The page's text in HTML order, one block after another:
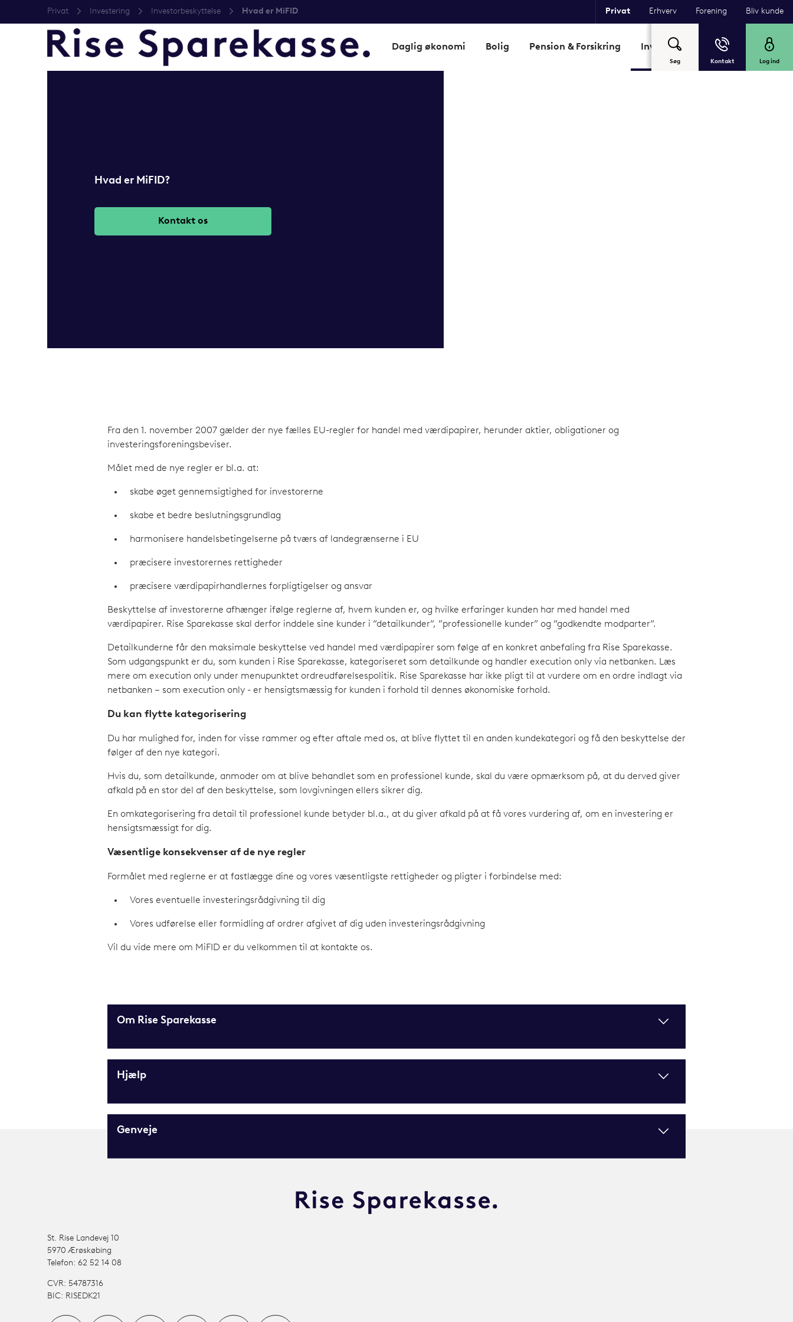
Privat Investering Investorbeskyttelse Hvad er MiFID Privat Erhverv Forening Bliv kunde
Daglig økonomi Bolig Pension & Forsikring Investering Garant Om
Søg Kontakt Log ind
Hvad er MiFID?
Kontakt os
Fra den 1. november 2007 gælder der nye fælles EU-regler for handel med værdipapirer, herunder aktier, obligationer og
investeringsforeningsbeviser.
Målet med de nye regler er bl.a. at:
skabe øget gennemsigtighed for investorerne
skabe et bedre beslutningsgrundlag
harmonisere handelsbetingelserne på tværs af landegrænserne i EU
præcisere investorernes rettigheder
præcisere værdipapirhandlernes forpligtigelser og ansvar
Beskyttelse af investorerne afhænger ifølge reglerne af, hvem kunden er, og hvilke erfaringer kunden har med handel med
værdipapirer. Rise Sparekasse skal derfor inddele sine kunder i ”detailkunder”, ”professionelle kunder” og ”godkendte modparter”.
Detailkunderne får den maksimale beskyttelse ved handel med værdipapirer som følge af en konkret anbefaling fra Rise Sparekasse.
Som udgangspunkt er du, som kunden i Rise Sparekasse, kategoriseret som detailkunde og handler execution only via netbanken. Læs
mere om execution only under menupunktet ordreudførelsespolitik. Rise Sparekasse har ikke pligt til at vurdere om en ordre indlagt via
netbanken – som execution only - er hensigtsmæssig for kunden i forhold til dennes økonomiske forhold.
Du kan flytte kategorisering
Du har mulighed for, inden for visse rammer og efter aftale med os, at blive flyttet til en anden kundekategori og få den beskyttelse der
følger af den nye kategori.
Hvis du, som detailkunde, anmoder om at blive behandlet som en professionel kunde, skal du være opmærksom på, at du derved giver
afkald på en stor del af den beskyttelse, som lovgivningen ellers sikrer dig.
En omkategorisering fra detail til professionel kunde betyder bl.a., at du giver afkald på at få vores vurdering af, om en investering er
hensigtsmæssigt for dig.
Væsentlige konsekvenser af de nye regler
Formålet med reglerne er at fastlægge dine og vores væsentligste rettigheder og pligter i forbindelse med:
Vores eventuelle investeringsrådgivning til dig
Vores udførelse eller formidling af ordrer afgivet af dig uden investeringsrådgivning
Vil du vide mere om MiFID er du velkommen til at kontakte os.
Om Rise Sparekasse
Hjælp
Genveje
St. Rise Landevej 10
5970 Ærøskøbing
Telefon: 62 52 14 08
CVR: 54787316
BIC: RISEDK21